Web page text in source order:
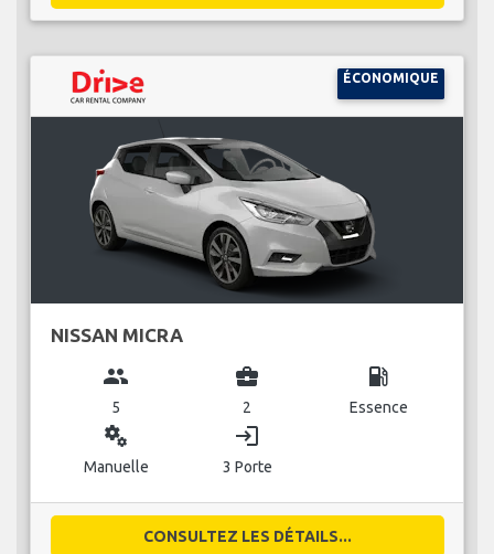
ÉCONOMIQUE
NISSAN MICRA
group
5
business_center
2
local_gas_station
Essence
miscellaneous_services
Manuelle
login
3 Porte
CONSULTEZ LES DÉTAILS...